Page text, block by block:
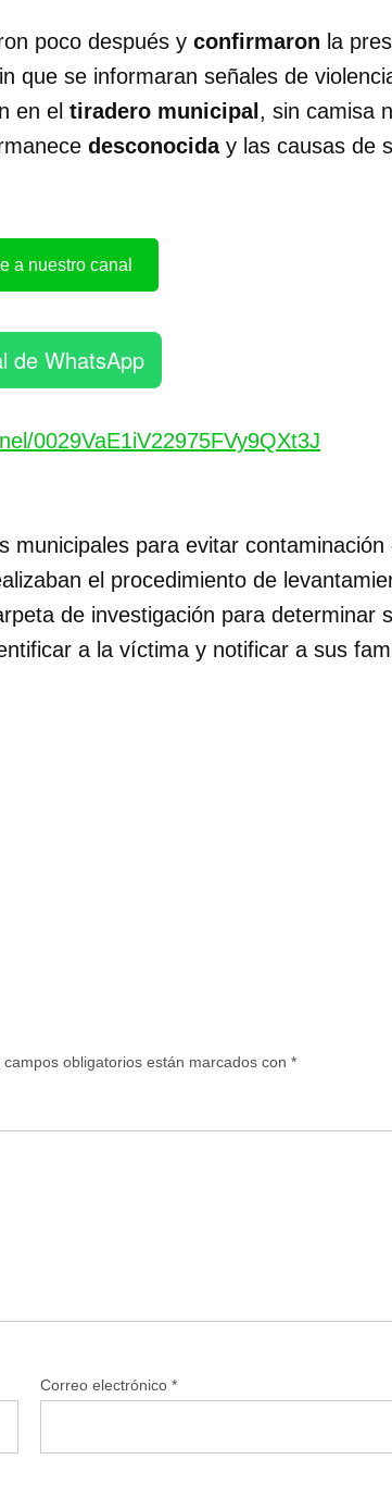
poco después y confirmaron la
que se informaran señales de
en el tiradero municipal , sin camisa
desconociday las causas de
a nuestro canal
de WhatsApp
0029VaE1iV22975FVy9QXt3J
municipales para evitar contaminación
el procedimiento de
de investigación para determinar
a la víctima y notificar a sus
campos obligatorios están marcados con *
Correo electrónico *